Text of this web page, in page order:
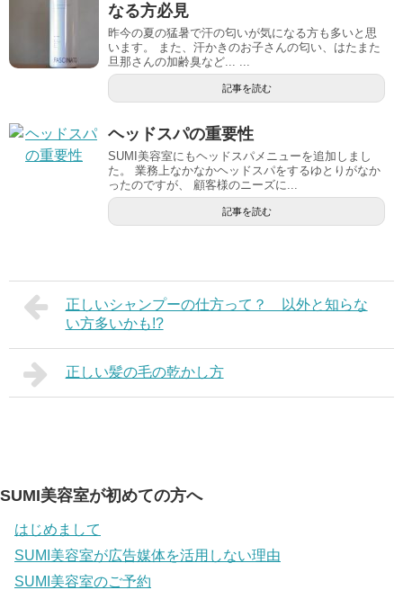
なる方必見
昨今の夏の猛暑で汗の匂いが気になる方も多いと思
います。 また、汗かきのお子さんの匂い、はたまた
旦那さんの加齢臭など... ...
記事を読む
ヘッドスパの重要性
SUMI美容室にもヘッドスパメニューを追加しまし
た。 業務上なかなかヘッドスパをするゆとりがなか
ったのですが、 顧客様のニーズに...
記事を読む
正しいシャンプーの仕方って？ 以外と知らな
い方多いかも!?
正しい髪の毛の乾かし方
SUMI美容室が初めての方へ
はじめまして
SUMI美容室が広告媒体を活用しない理由
SUMI美容室のご予約